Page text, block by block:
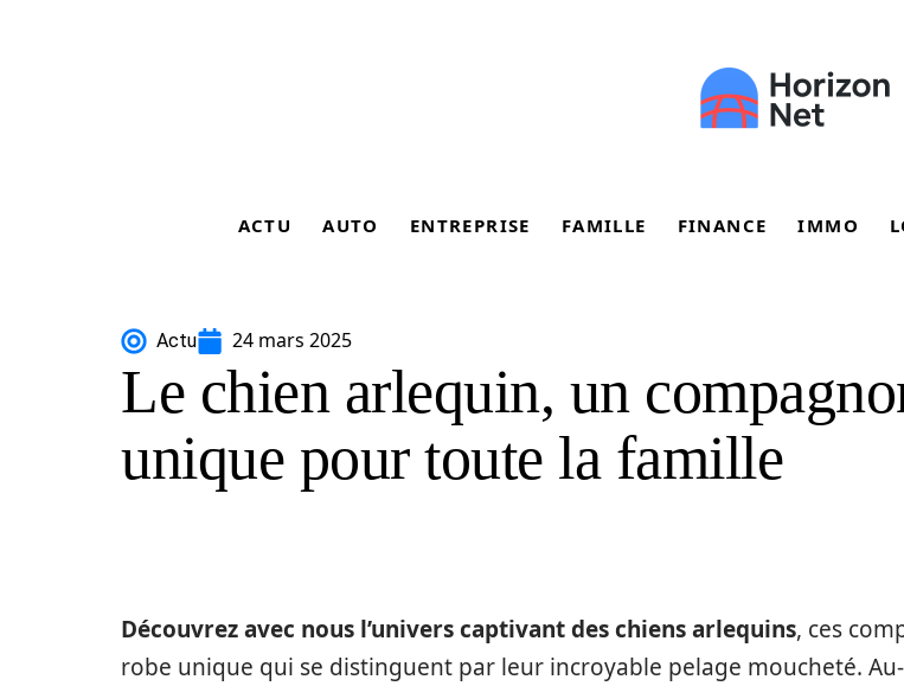
ACTU AUTO ENTREPRISE FAMILLE FINANCE IMMO
Actu 24 mars 2025
Le chien arlequin, un
unique pour toute la famille
Découvrez avec nous l’univers captivant des chiens arlequins, ces
robe unique qui se distinguent par leur incroyable pelage moucheté.